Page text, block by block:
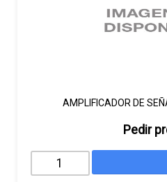
AMPLIFICADOR DE
Pedir